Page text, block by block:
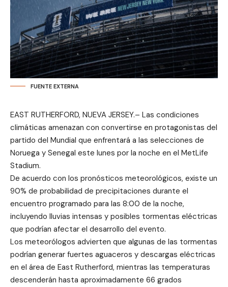
FUENTE EXTERNA
EAST RUTHERFORD, NUEVA JERSEY.– Las condiciones
climáticas amenazan con convertirse en protagonistas del
partido del Mundial que enfrentará a las selecciones de
Noruega y Senegal este lunes por la noche en el MetLife
Stadium.
De acuerdo con los pronósticos meteorológicos, existe un
90% de probabilidad de precipitaciones durante el
encuentro programado para las 8:00 de la noche,
incluyendo lluvias intensas y posibles tormentas eléctricas
que podrían afectar el desarrollo del evento.
Los meteorólogos advierten que algunas de las tormentas
podrían generar fuertes aguaceros y descargas eléctricas
en el área de East Rutherford, mientras las temperaturas
descenderán hasta aproximadamente 66 grados